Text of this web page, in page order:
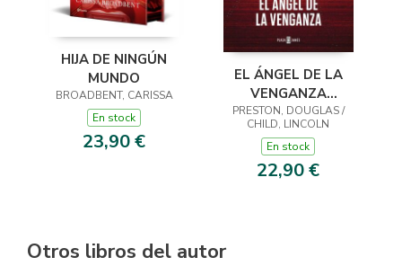
HIJA DE NINGÚN
MUNDO
BROADBENT, CARISSA
En stock
23,90 €
EL ÁNGEL DE LA
VENGANZA
(INSPECTOR
PENDERGAST 22)
PRESTON, DOUGLAS /
CHILD, LINCOLN
En stock
22,90 €
Otros libros del autor